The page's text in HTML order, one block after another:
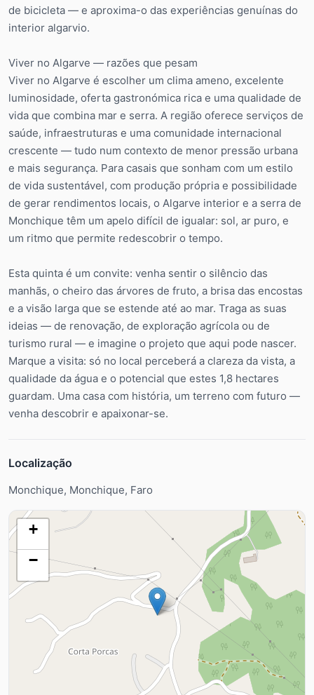
de bicicleta — e aproxima-o das experiências genuínas do
interior algarvio.
Viver no Algarve — razões que pesam
Viver no Algarve é escolher um clima ameno, excelente
luminosidade, oferta gastronómica rica e uma qualidade de
vida que combina mar e serra. A região oferece serviços de
saúde, infraestruturas e uma comunidade internacional
crescente — tudo num contexto de menor pressão urbana
e mais segurança. Para casais que sonham com um estilo
de vida sustentável, com produção própria e possibilidade
de gerar rendimentos locais, o Algarve interior e a serra de
Monchique têm um apelo difícil de igualar: sol, ar puro, e
um ritmo que permite redescobrir o tempo.
Esta quinta é um convite: venha sentir o silêncio das
manhãs, o cheiro das árvores de fruto, a brisa das encostas
e a visão larga que se estende até ao mar. Traga as suas
ideias — de renovação, de exploração agrícola ou de
turismo rural — e imagine o projeto que aqui pode nascer.
Marque a visita: só no local perceberá a clareza da vista, a
qualidade da água e o potencial que estes 1,8 hectares
guardam. Uma casa com história, um terreno com futuro —
venha descobrir e apaixonar-se.
Localização
Monchique, Monchique, Faro
+
−